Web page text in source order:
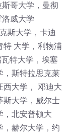
哥大学，曼彻
威大学
斯大学，卡迪
特 大学，利物浦
特大学，埃塞
，斯特拉思克莱
西大学， 邓迪大
斯大学，威尔士
，北安普顿大
，赫尔大学，约